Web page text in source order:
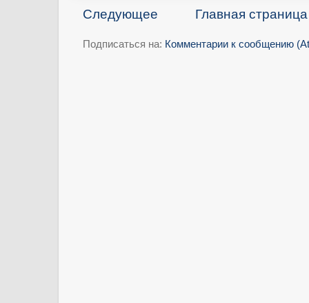
Следующее Главная страница
Подписаться на: Комментарии к сообщению